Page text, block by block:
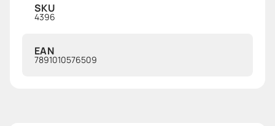
SKU
4396
EAN
7891010576509